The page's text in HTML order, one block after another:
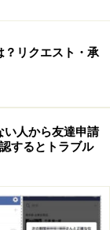
ークをつけ
くかもしれま
なんと「いい
リクエスト・承
人から友達申請
するとトラブル